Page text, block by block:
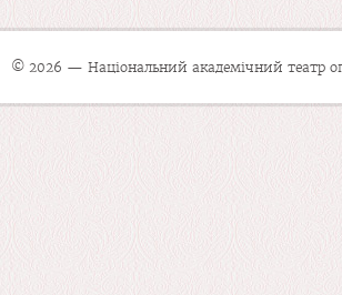
© 2026 — Національний академічний театр